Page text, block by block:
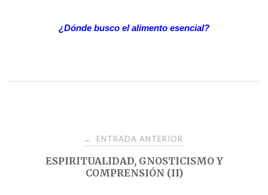
¿Dónde busco el alimento esencial?
Navegación
← ENTRADA ANTERIOR
ESPIRITUALIDAD, GNOSTICISMO Y
COMPRENSIÓN (II)